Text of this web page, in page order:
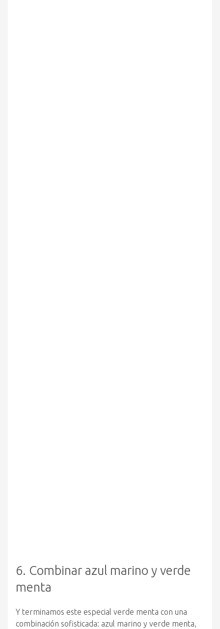
6. Combinar azul marino y verde
menta
Y terminamos este especial verde menta con una
combinación sofisticada: azul marino y verde menta,